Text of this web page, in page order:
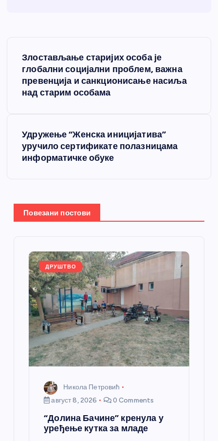
њ
ч
Злостављање старијих особа је
глобални социјални проблем, важна
превенција и санкционисање насиља
над старим особама
Удружење “Женска иницијатива”
уручило сертификате полазницама
информатичке обуке
Повезани постови
ДРУШТВО
Никола Петровић
август 8, 2026
0 Comments
“Долина Бачине” кренула у
уређење кутка за младе